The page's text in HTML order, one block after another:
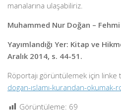
manalarına ulaşabiliriz.
Muhammed Nur Doğan –
Yayımlandığı Yer: Kitap ve
Aralık 2014, s. 44-51.
Röportajı görüntülemek için linke
dogan-ıslamı-kurandan-okumak-
Görüntüleme: 69